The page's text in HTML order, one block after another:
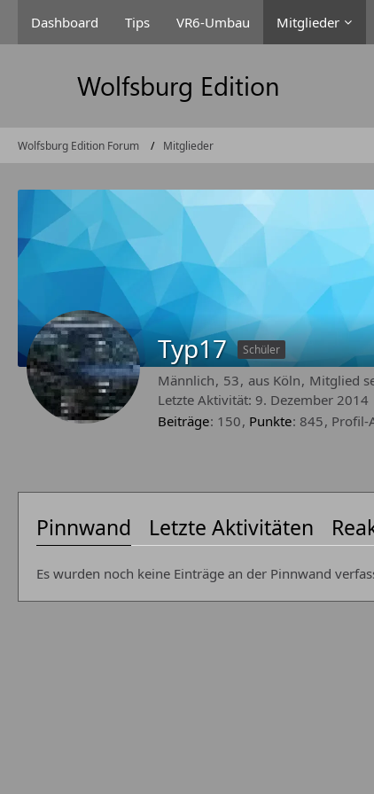
Dashboard Tips VR6-Umbau Mitglieder
Wolfsburg Edition Forum Mitglieder
Typ17 Schüler
Männlich 53 aus Köln Mitglied
Letzte Aktivität: 9. Dezember 2014
Beiträge 150 Punkte 845 Profil-
Pinnwand Letzte Aktivitäten
Es wurden noch keine Einträge an der Pinnwand